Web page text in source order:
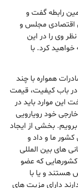
رابطه گفت و
اقتصادی مجلس و
وی را در این
کرد. با
همواره با چند
در باب کیفیت، قیمت
این موارد باید در
خود رویارویی
بخشی از ایجاد
کشور ما و داد و
های بین المللی
که عضو
هستند و یا با
دارای مزیت های